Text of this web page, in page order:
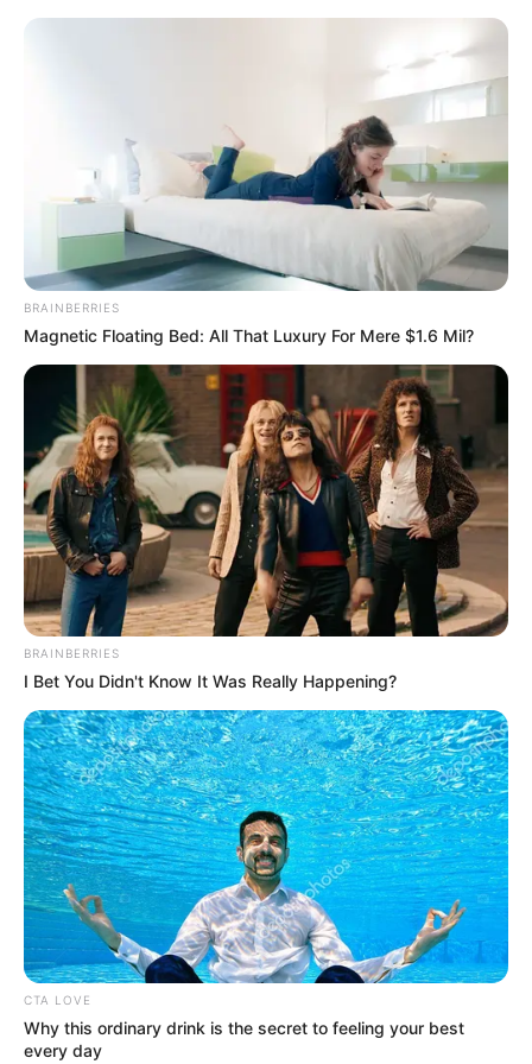
como fazer biquini de croche
Como Fazer Biquíni de
Crochê: Passo a Passos +
Gráficos
18.079.935/0001-70
FBO Negócios de Treinamento e Marketing Digital
Artesanatos
Encadernação Artesanal
Filtro dos Sonhos
Lembrancinhas de Casamento
BRAINBERRIES
Magnetic Floating Bed: All That Luxury For Mere $1.6 Mil?
BRAINBERRIES
I Bet You Didn't Know It Was Really Happening?
CTA LOVE
Why this ordinary drink is the secret to feeling your best
every day